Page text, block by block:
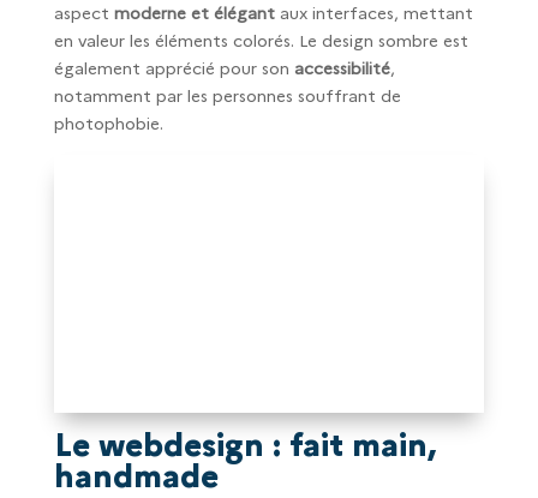
aspect moderne et élégantaux interfaces, mettant
en valeur les éléments colorés. Le design sombre est
également apprécié pour son accessibilité,
notamment par les personnes souffrant de
photophobie.
Le webdesign : fait main,
handmade